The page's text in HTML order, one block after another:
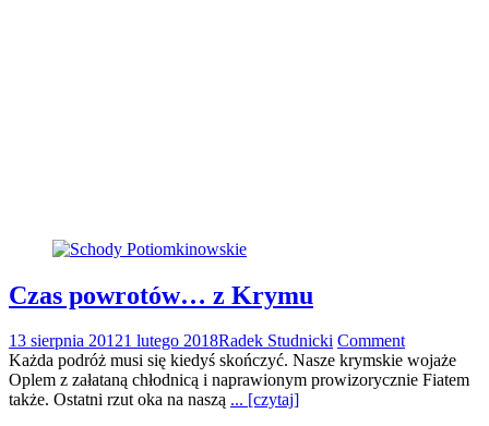
Czas powrotów… z Krymu
13 sierpnia 20121 lutego 2018Radek Studnicki Comment
Każda podróż musi się kiedyś skończyć. Nasze krymskie wojaże
Oplem z załataną chłodnicą i naprawionym prowizorycznie Fiatem
także. Ostatni rzut oka na naszą ... [czytaj]